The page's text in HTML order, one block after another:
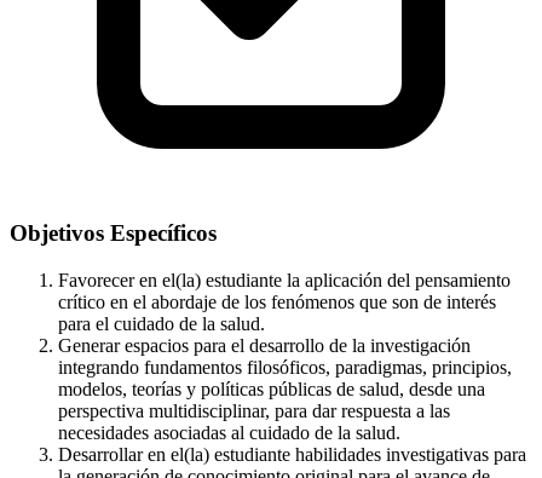
Objetivos Específicos
Favorecer en el(la) estudiante la aplicación del pensamiento
crítico en el abordaje de los fenómenos que son de interés
para el cuidado de la salud.
Generar espacios para el desarrollo de la investigación
integrando fundamentos filosóficos, paradigmas, principios,
modelos, teorías y políticas públicas de salud, desde una
perspectiva multidisciplinar, para dar respuesta a las
necesidades asociadas al cuidado de la salud.
Desarrollar en el(la) estudiante habilidades investigativas para